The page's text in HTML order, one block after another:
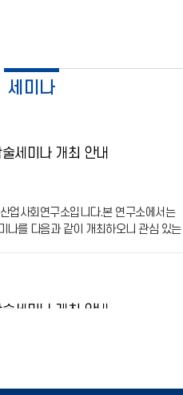
세미나
세미나 개최 안내
업사회연구소입니다.본 연구소에서는
나를 다음과 같이 개최하오니 관심 있는
세미나 개최 안내
나를 다음과 같이 개최하오니 관심 있는